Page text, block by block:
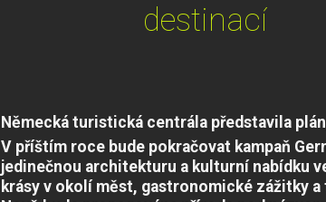
destinací
Německá turistická centrála představila
V příštím roce bude pokračovat kampaň
jedinečnou architekturu a kulturní nabídku
krásy v okolí měst, gastronomické zážitky